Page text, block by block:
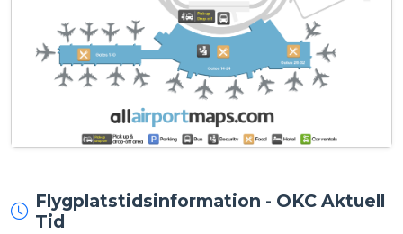
Flygplatstidsinformation - OKC Aktuell
Tid